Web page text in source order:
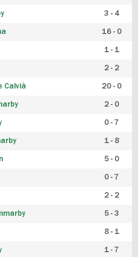
3 - 4
16 - 0
1 - 1
2 - 2
Calvià 20 - 0
2 - 0
0 - 7
1 - 8
5 - 0
0 - 7
2 - 2
5 - 3
8 - 1
1 - 7